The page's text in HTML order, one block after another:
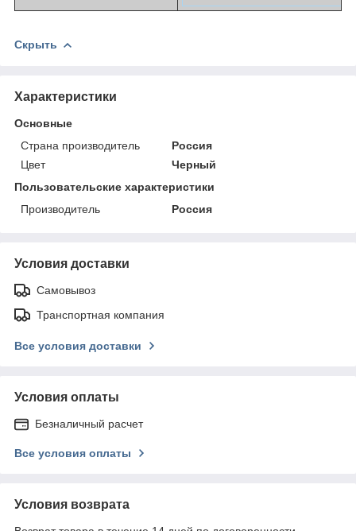
Скрыть
Характеристики
Основные
Страна производитель
Россия
Цвет
Черный
Пользовательские характеристики
Производитель
Россия
Условия доставки
Самовывоз
Транспортная компания
Все условия доставки
Условия оплаты
Безналичный расчет
Все условия оплаты
Условия возврата